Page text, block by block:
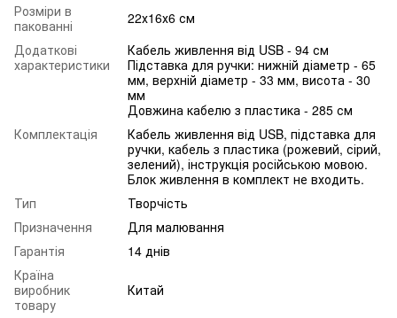
Розміри в
пакованні
22х16х6 см
Додаткові
характеристики
Кабель живлення від USB - 94 см
Підставка для ручки: нижній діаметр - 65
мм, верхній діаметр - 33 мм, висота - 30
мм
Довжина кабелю з пластика - 285 см
Комплектація
Кабель живлення від USB, підставка для
ручки, кабель з пластика (рожевий, сірий,
зелений), інструкція російською мовою.
Блок живлення в комплект не входить.
Тип
Творчість
Призначення
Для малювання
Гарантія
14 днів
Країна
виробник
товару
Китай